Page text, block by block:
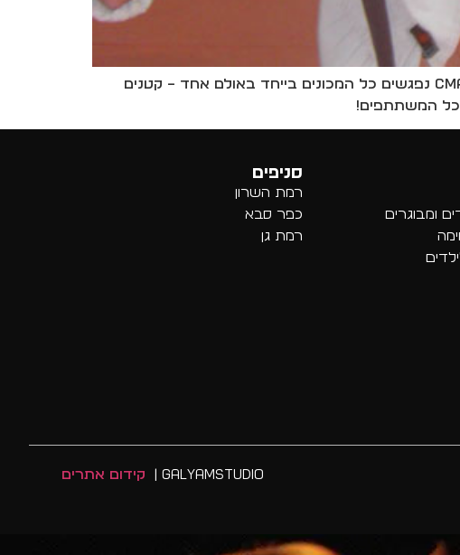
ב-24.2.12 התקיים האירוע השנתי של 100 קרבות במכון וינגייט. באירוע זה אשר הפך למסורת בשיטת CMA נפגשים כל המכונים בייחד באולם אחד – קטנים
ומבוגרים
סניפים
רמת השרון
כפר סבא
רמת גן
GalyamStudio | קידום אתרים